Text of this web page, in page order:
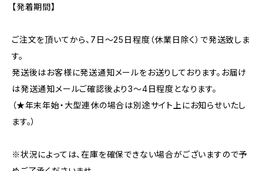
【発着期間】
ご注文を頂いてから、7日～25日程度（休業日除く）で発送致しま
す。
発送後はお客様に発送通知メールをお送りしております。お届け
は発送通知メールご確認後より3～4日程度となります。
（★年末年始・大型連休の場合は別途サイト上にお知らせいたし
ます。）
※状況によっては、在庫を確保できない場合がございますので予